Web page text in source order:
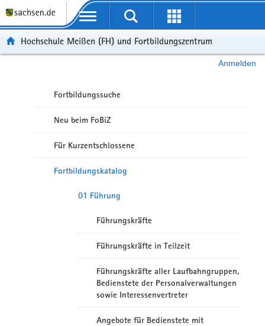
Portalübergreifende Navigation
Hochschule Meißen (FH) und Fortbildungszentrum
Anmelden
Fortbildungssuche
Neu beim FoBiZ
Für Kurzentschlossene
Fortbildungskatalog
01 Führung
Führungskräfte
Führungskräfte in Teilzeit
Führungskräfte aller Laufbahngruppen,
Bedienstete der Personalverwaltungen
sowie Interessenvertreter
Angebote für Bedienstete mit